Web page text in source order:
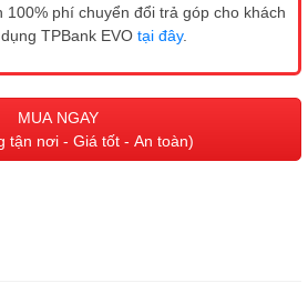
100% phí chuyển đổi trả góp cho khách
TPBank EVO tại đây.
MUA NGAY
tận nơi - Giá tốt - An toàn)